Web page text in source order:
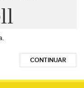
CONTINUAR